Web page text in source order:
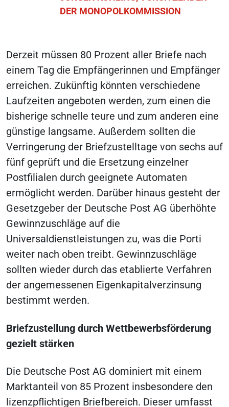
DER MONOPOLKOMMISSION
Derzeit müssen 80 Prozent aller Briefe nach
einem Tag die Empfängerinnen und Empfänger
erreichen. Zukünftig könnten verschiedene
Laufzeiten angeboten werden, zum einen die
bisherige schnelle teure und zum anderen eine
günstige langsame. Außerdem sollten die
Verringerung der Briefzustelltage von sechs auf
fünf geprüft und die Ersetzung einzelner
Postfilialen durch geeignete Automaten
ermöglicht werden. Darüber hinaus gesteht der
Gesetzgeber der Deutsche Post AG überhöhte
Gewinnzuschläge auf die
Universaldienstleistungen zu, was die Porti
weiter nach oben treibt. Gewinnzuschläge
sollten wieder durch das etablierte Verfahren
der angemessenen Eigenkapitalverzinsung
bestimmt werden.
Briefzustellung durch Wettbewerbsförderung
gezielt stärken
Die Deutsche Post AG dominiert mit einem
Marktanteil von 85 Prozent insbesondere den
lizenzpflichtigen Briefbereich. Dieser umfasst